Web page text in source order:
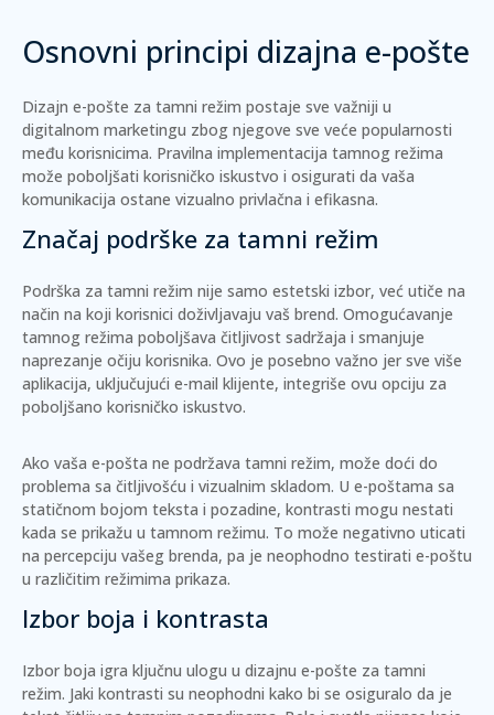
Osnovni principi dizajna e-pošte
Dizajn e-pošte za tamni režim postaje sve važniji u
digitalnom marketingu zbog njegove sve veće popularnosti
među korisnicima. Pravilna implementacija tamnog režima
može poboljšati korisničko iskustvo i osigurati da vaša
komunikacija ostane vizualno privlačna i efikasna.
Značaj podrške za tamni režim
Podrška za tamni režim nije samo estetski izbor, već utiče na
način na koji korisnici doživljavaju vaš brend. Omogućavanje
tamnog režima poboljšava čitljivost sadržaja i smanjuje
naprezanje očiju korisnika. Ovo je posebno važno jer sve više
aplikacija, uključujući e-mail klijente, integriše ovu opciju za
poboljšano korisničko iskustvo.
Ako vaša e-pošta ne podržava tamni režim, može doći do
problema sa čitljivošću i vizualnim skladom. U e-poštama sa
statičnom bojom teksta i pozadine, kontrasti mogu nestati
kada se prikažu u tamnom režimu. To može negativno uticati
na percepciju vašeg brenda, pa je neophodno testirati e-poštu
u različitim režimima prikaza.
Izbor boja i kontrasta
Izbor boja igra ključnu ulogu u dizajnu e-pošte za tamni
režim. Jaki kontrasti su neophodni kako bi se osiguralo da je